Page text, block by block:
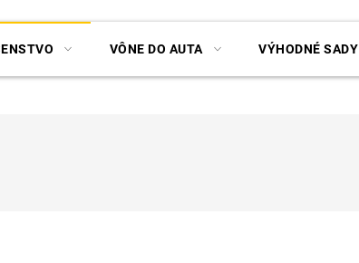
VÔNE DO AUTA VÝHODNÉ SADY